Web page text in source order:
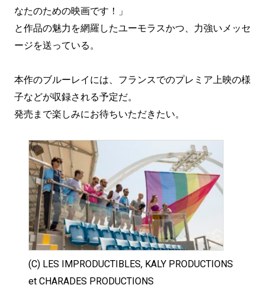
なたのための映画です！」
と作品の魅力を網羅したユーモラスかつ、力強いメッセ
ージを送っている。
本作のブルーレイには、フランスでのプレミア上映の様
子などが収録される予定だ。
発売まで楽しみにお待ちいただきたい。
(C) LES IMPRODUCTIBLES, KALY PRODUCTIONS
et CHARADES PRODUCTIONS